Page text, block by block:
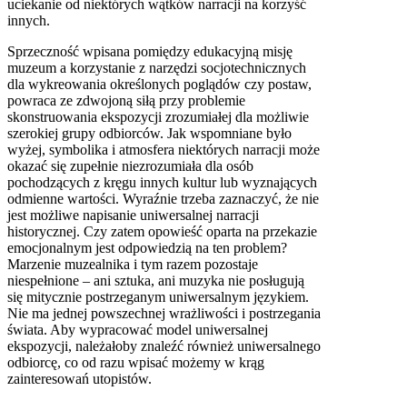
uciekanie od niektórych wątków narracji na korzyść
innych.
Sprzeczność wpisana pomiędzy edukacyjną misję
muzeum a korzystanie z narzędzi socjotechnicznych
dla wykreowania określonych poglądów czy postaw,
powraca ze zdwojoną siłą przy problemie
skonstruowania ekspozycji zrozumiałej dla możliwie
szerokiej grupy odbiorców. Jak wspomniane było
wyżej, symbolika i atmosfera niektórych narracji może
okazać się zupełnie niezrozumiała dla osób
pochodzących z kręgu innych kultur lub wyznających
odmienne wartości. Wyraźnie trzeba zaznaczyć, że nie
jest możliwe napisanie uniwersalnej narracji
historycznej. Czy zatem opowieść oparta na przekazie
emocjonalnym jest odpowiedzią na ten problem?
Marzenie muzealnika i tym razem pozostaje
niespełnione – ani sztuka, ani muzyka nie posługują
się mitycznie postrzeganym uniwersalnym językiem.
Nie ma jednej powszechnej wrażliwości i postrzegania
świata. Aby wypracować model uniwersalnej
ekspozycji, należałoby znaleźć również uniwersalnego
odbiorcę, co od razu wpisać możemy w krąg
zainteresowań utopistów.